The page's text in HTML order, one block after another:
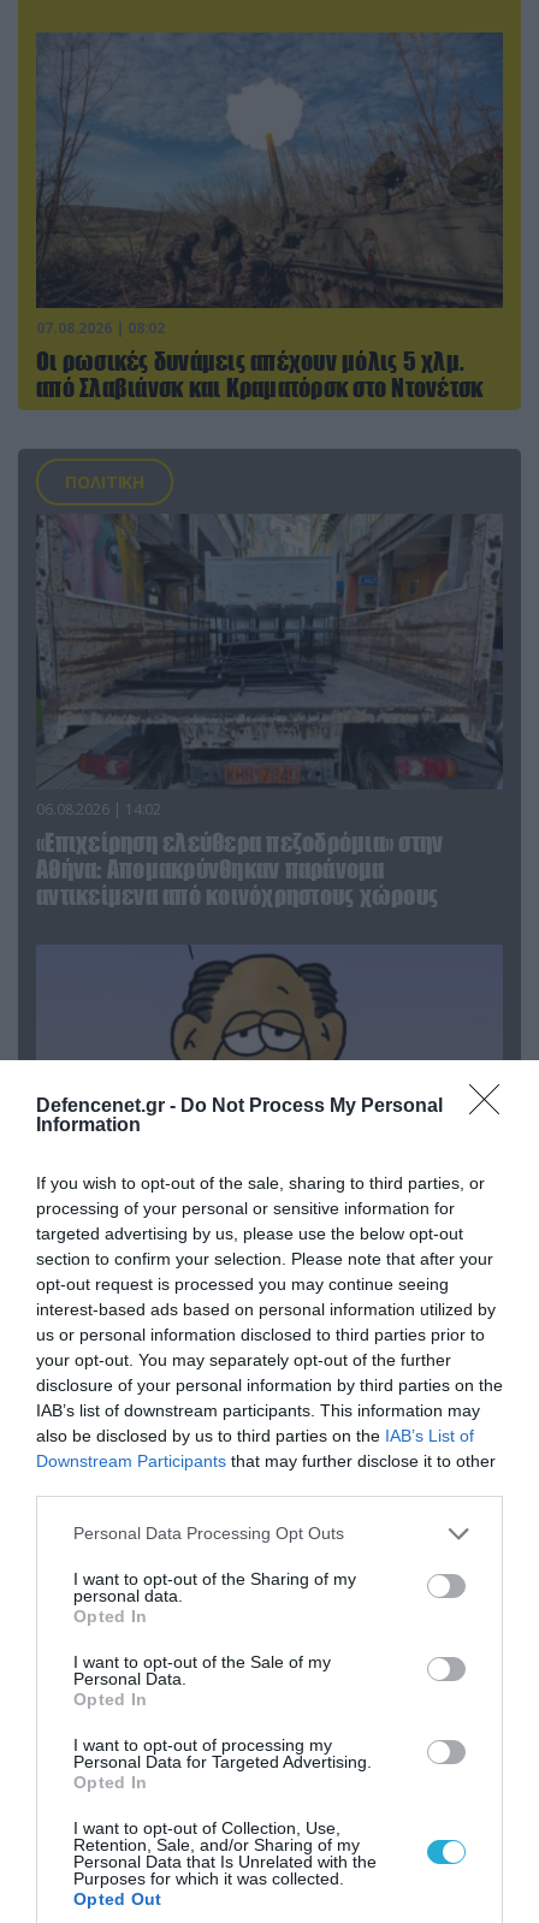
Defencenet.gr - Do Not Process My Personal
Information
If you wish to opt-out of the sale, sharing to third parties, or
processing of your personal or sensitive information for
targeted advertising by us, please use the below opt-out
section to confirm your selection. Please note that after your
opt-out request is processed you may continue seeing
interest-based ads based on personal information utilized by
us or personal information disclosed to third parties prior to
your opt-out. You may separately opt-out of the further
disclosure of your personal information by third parties on the
IAB’s list of downstream participants. This information may
also be disclosed by us to third parties on the IAB’s List of
Downstream Participants that may further disclose it to other
Please note that this website/app uses one or more Google
not limited to your visit or usage behaviour. You may click to
grant or deny consent to Google and its third-party tags to
use your data for below specified purposes in below Google
consent section.
Personal Data Processing Opt Outs
I want to opt-out of the Sharing of my
personal data.
Opted In
I want to opt-out of the Sale of my
Personal Data.
Opted In
I want to opt-out of processing my
Personal Data for Targeted Advertising.
Opted In
I want to opt-out of Collection, Use,
Retention, Sale, and/or Sharing of my
Personal Data that Is Unrelated with the
Purposes for which it was collected.
Opted Out
07.08.2026 | 08:02
Οι ρωσικές δυνάμεις απέχουν μόλις 5 χλμ.
από Σλαβιάνσκ και Κραματόρσκ στο Ντονέτσκ
ΠΟΛΙΤΙΚΗ
06.08.2026 | 14:02
«Επιχείρηση ελεύθερα πεζοδρόμια» στην
Αθήνα: Απομακρύνθηκαν παράνομα
αντικείμενα από κοινόχρηστους χώρους
06.08.2026 | 09:03
«Οι εντελώς αθώοι»: Η ανάρτηση του Αρκά για
τα ζώα που χάθηκαν στις πυρκαγιές της
Αττικής (φωτο)
04.08.2026 | 15:02
Αυτή την ώρα το τελευταίο «αντίο» στον πρώην